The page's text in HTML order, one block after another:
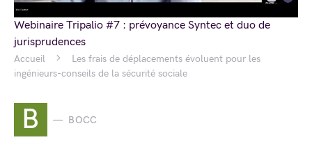
Accueil
Les frais de déplacements évoluent pour les
ingénieurs-conseils de la sécurité sociale
B BOCC
Webinaire Tripalio #7 : prévoyance Syntec et duo de
jurisprudences